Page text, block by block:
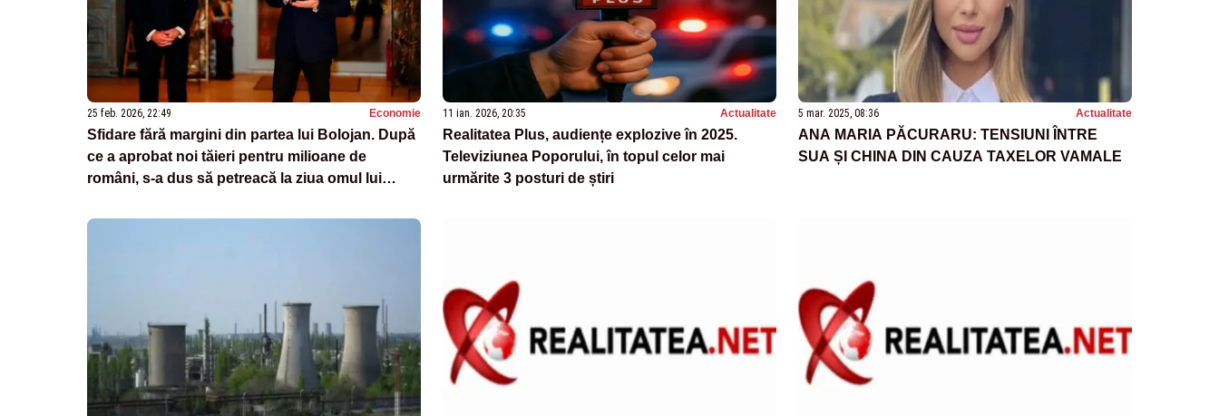
25 feb. 2026, 22:49 Economie
Sfidare fără margini din partea lui Bolojan. După
ce a aprobat noi tăieri pentru milioane de
români, s-a dus să petreacă la ziua omul lui
11 ian. 2026, 20:35 Actualitate
Realitatea Plus, audiențe explozive în 2025.
Televiziunea Poporului, în topul celor mai
urmărite 3 posturi de știri
5 mar. 2025, 08:36 Actualitate
ANA MARIA PĂCURARU: TENSIUNI ÎNTRE
SUA ȘI CHINA DIN CAUZA TAXELOR VAMALE